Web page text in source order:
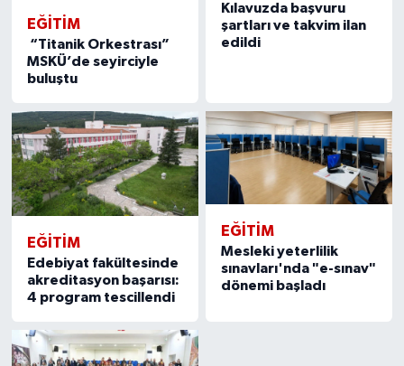
EĞITIM
“Titanik Orkestrası”
MSKÜ’de seyirciyle
buluştu
Kılavuzda başvuru
şartları ve takvim ilan
edildi
EĞITIM
Edebiyat fakültesinde
akreditasyon başarısı:
4 program tescillendi
EĞITIM
Mesleki yeterlilik
sınavları'nda "e-sınav"
dönemi başladı